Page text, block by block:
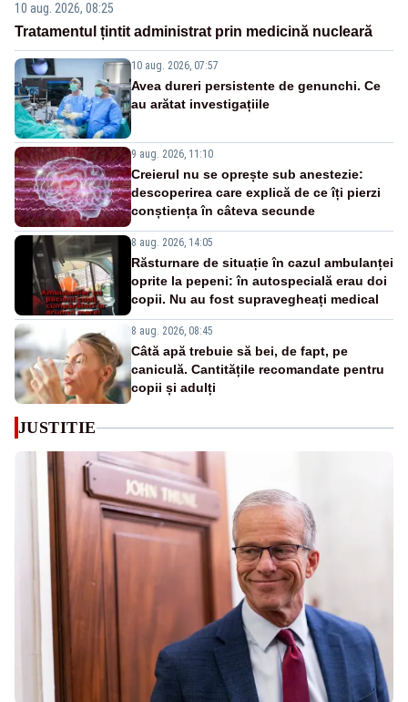
10 aug. 2026, 08:25
Tratamentul țintit administrat prin medicină nucleară
10 aug. 2026, 07:57
Avea dureri persistente de genunchi. Ce
au arătat investigațiile
9 aug. 2026, 11:10
Creierul nu se oprește sub anestezie:
descoperirea care explică de ce îți pierzi
conștiența în câteva secunde
8 aug. 2026, 14:05
Răsturnare de situație în cazul ambulanței
oprite la pepeni: în autospecială erau doi
copii. Nu au fost supravegheați medical
8 aug. 2026, 08:45
Câtă apă trebuie să bei, de fapt, pe
caniculă. Cantitățile recomandate pentru
copii și adulți
JUSTITIE